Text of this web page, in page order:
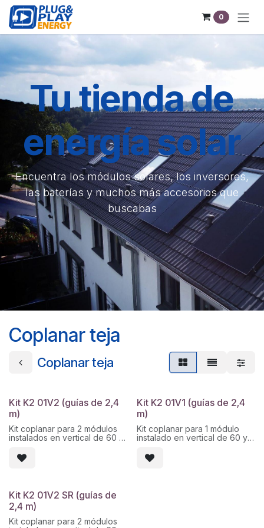
Ir al contenido
0
Tu tienda de
energía solar
Encuentra los módulos solares, los inversores,
las baterías y muchos más accesorios que
buscabas
Coplanar teja
Coplanar teja
Kit K2 01V2 (guías de 2,4
m)
Kit coplanar para 2 módulos
instalados en vertical de 60 y
entre 30 y 42 mm.
Guía Light 2,4 m
Set de pletina final OneEnd
Set de pletina central OneMid
Tapa de protección para guía
Light
Kit K2 01V1 (guías de 2,4
m)
Kit coplanar para 1 módulo
instalado en vertical de 60 y
entre 30 y 42 mm.
Kit K2 01V2 SR (guías de
2,4 m)
Kit coplanar para 2 módulos